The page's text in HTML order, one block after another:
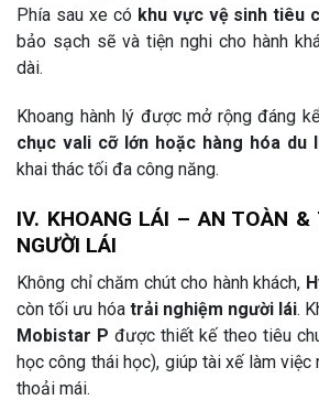
Phía sau xe có khu vực vệ sinh tiêu
bảo sạch sẽ và tiện nghi cho hành
dài.
Khoang hành lý được mở rộng đáng
chục vali cỡ lớn hoặc hàng hóa du
khai thác tối đa công năng.
IV. KHOANG LÁI – AN TOÀN
NGƯỜI LÁI
Không chỉ chăm chút cho hành khách,
còn tối ưu hóa trải nghiệm người lái.
Mobistar P được thiết kế theo tiêu
học công thái học), giúp tài xế làm việc
thoải mái.